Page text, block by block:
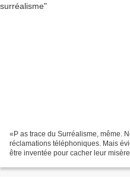
«P as trace du Surréalisme, même.
réclamations téléphoniques. Mais
être inventée pour cacher leur